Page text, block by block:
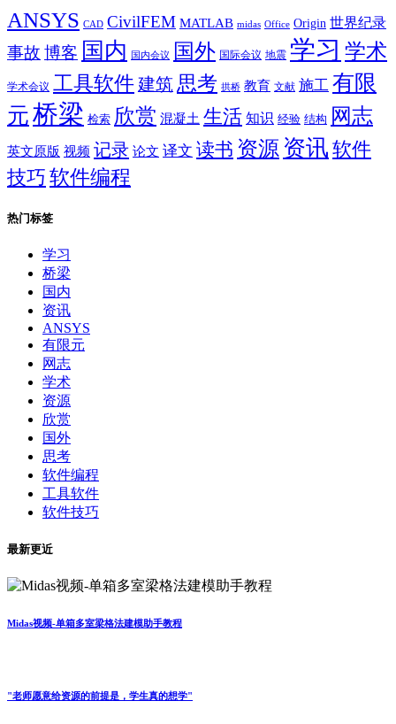
ANSYS CAD CivilFEM MATLAB midas Office Origin 世界纪录
事故 博客 国内 国内会议 国外 国际会议 地震 学习 学术
学术会议 工具软件建筑 思考 拱桥 教育 文献 施工 有限
元桥梁 检索 欣赏 混凝土 生活 知识 经验 结构 网志
英文原版 视频 记录 论文 译文 读书 资源 资讯 软件
技巧 软件编程
热门标签
学习
桥梁
国内
资讯
ANSYS
有限元
网志
学术
资源
欣赏
国外
思考
软件编程
工具软件
软件技巧
最新更近
Midas视频-单箱多室梁格法建模助手教程
"老师愿意给资源的前提是，学生真的想学"